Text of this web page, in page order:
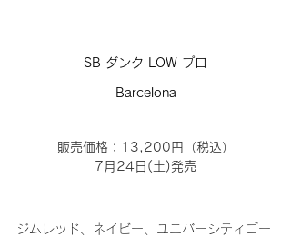
SB ダンク LOW プロ
Barcelona
販売価格：13,200円（税込）
7月24日(土)発売
ジムレッド、ネイビー、ユニバーシティゴー